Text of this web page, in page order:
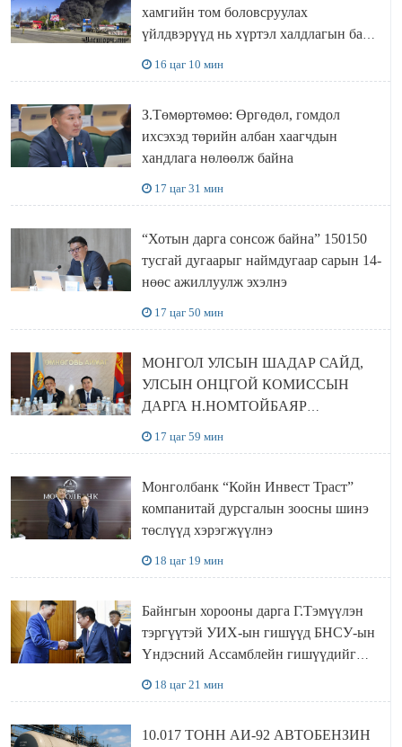
хамгийн том боловсруулах
үйлдвэрүүд нь хүртэл халдлагын бай
16 цаг 10 мин
З.Төмөртөмөө: Өргөдөл, гомдол
ихсэхэд төрийн албан хаагчдын
хандлага нөлөөлж байна
17 цаг 31 мин
“Хотын дарга сонсож байна” 150150
тусгай дугаарыг наймдугаар сарын 14-
нөөс ажиллуулж эхэлнэ
17 цаг 50 мин
МОНГОЛ УЛСЫН ШАДАР САЙД,
УЛСЫН ОНЦГОЙ КОМИССЫН
ДАРГА Н.НОМТОЙБАЯР
17 цаг 59 мин
Монголбанк “Койн Инвест Траст”
компанитай дурсгалын зоосны шинэ
төслүүд хэрэгжүүлнэ
18 цаг 19 мин
Байнгын хорооны дарга Г.Тэмүүлэн
тэргүүтэй УИХ-ын гишүүд БНСУ-ын
Үндэсний Ассамблейн гишүүдийг
18 цаг 21 мин
10.017 ТОНН АИ-92 АВТОБЕНЗИН